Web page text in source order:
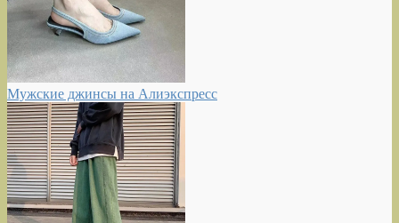
Мужские джинсы на Алиэкспресс